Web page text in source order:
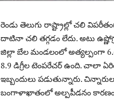
రెండు తెలుగు రాష్ట్రాల్లో చలి
దాటినా చలి తగ్గడం లేదు. అటు
జిల్లా బేల మండలంలో అత్యల్పంగా
8.9 డిగ్రీల టెంపరేచర్ ఉంది. చాలా
ఇబ్బందులు పడుతున్నారు.
బంగాళాఖాతంలో అల్పపీడనం